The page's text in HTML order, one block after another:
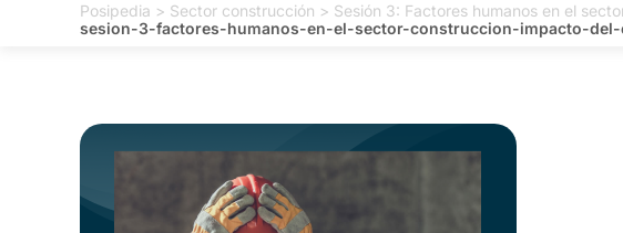
Posipedia > Sector construcción > Sesión 3: Factores humanos en el
sesion-3-factores-humanos-en-el-sector-construccion-impacto-